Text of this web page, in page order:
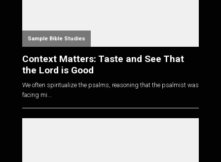
Sample Bible Studies
Context Matters: Taste and See That
the Lord is Good
We often spiritualize the psalms, reasoning that the psalmist was
facing mi...